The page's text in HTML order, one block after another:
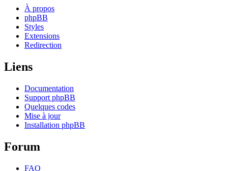
À propos
phpBB
Styles
Extensions
Redirection
Liens
Documentation
Support phpBB
Quelques codes
Mise à jour
Installation phpBB
Forum
FAQ